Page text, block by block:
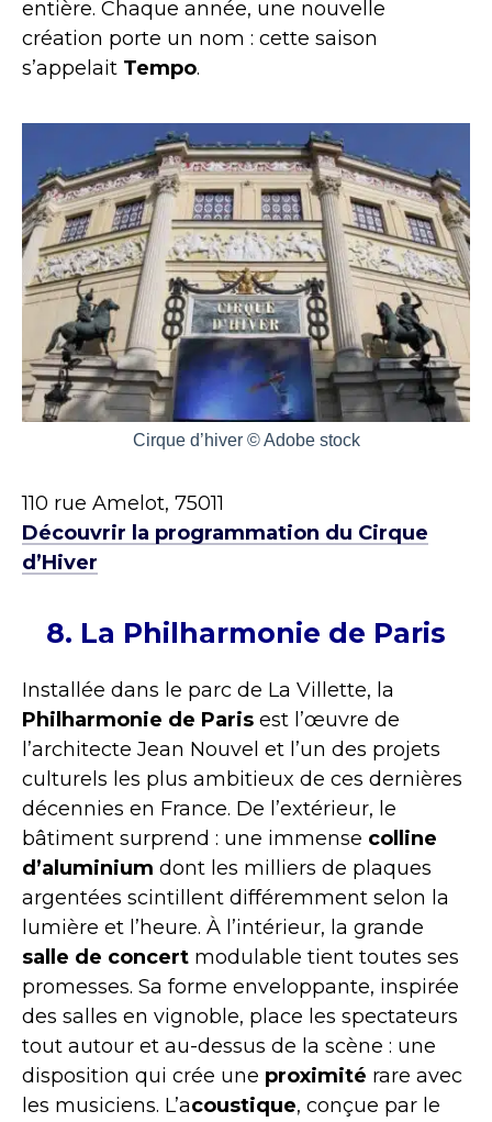
entière. Chaque année, une nouvelle
création porte un nom : cette saison
s’appelait Tempo.
Cirque d’hiver © Adobe stock
110 rue Amelot, 75011
Découvrir la programmation du Cirque
d’Hiver
8. La Philharmonie de Paris
Installée dans le parc de La Villette, la
Philharmonie de Paris est l’œuvre de
l’architecte Jean Nouvel et l’un des projets
culturels les plus ambitieux de ces dernières
décennies en France. De l’extérieur, le
bâtiment surprend : une immense colline
d’aluminium dont les milliers de plaques
argentées scintillent différemment selon la
lumière et l’heure. À l’intérieur, la grande
salle de concert modulable tient toutes ses
promesses. Sa forme enveloppante, inspirée
des salles en vignoble, place les spectateurs
tout autour et au-dessus de la scène : une
disposition qui crée une proximité rare avec
les musiciens. L’acoustique, conçue par le